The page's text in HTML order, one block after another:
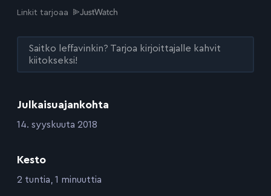
Julkaisuajankohta
:14. syyskuuta 2018
Kesto
:2 tuntia, 1 minuuttia
Linkit tarjoaa
Saitko leffavinkin? Tarjoa kirjoittajalle kahvit
kiitokseksi!